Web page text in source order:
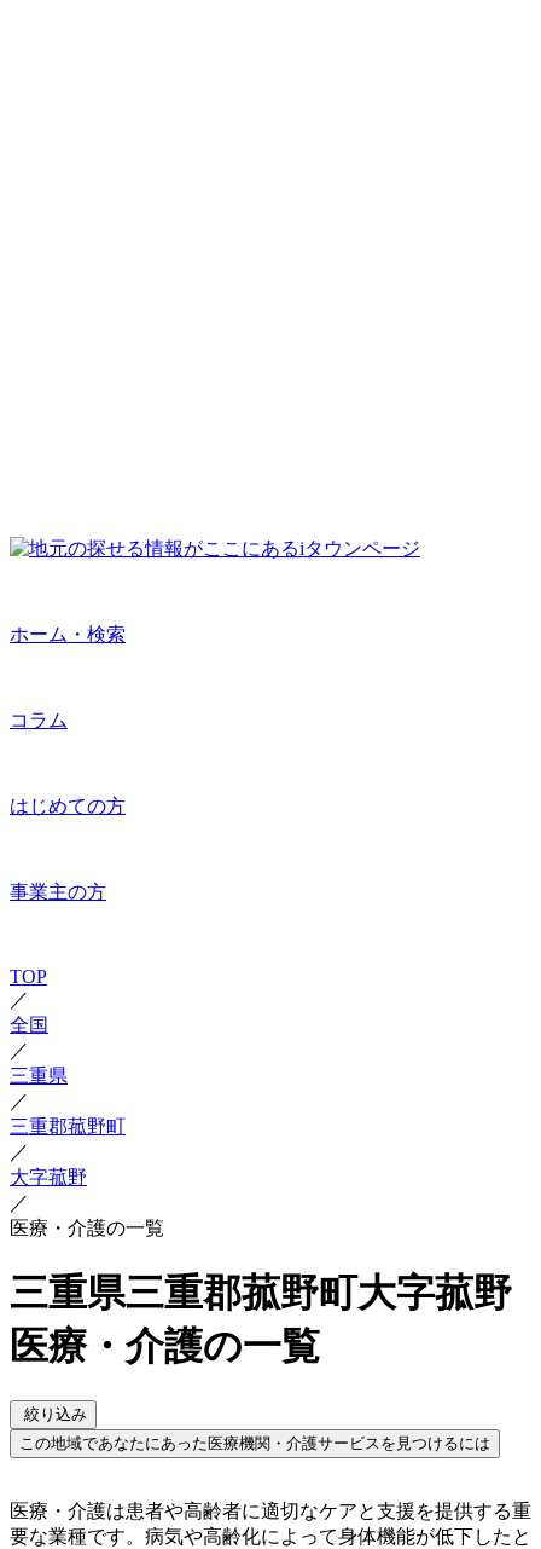
ホーム・検索
コラム
はじめての方
事業主の方
TOP
／
全国
／
三重県
／
三重郡菰野町
／
大字菰野
／
医療・介護の一覧
三重県三重郡菰野町大字菰野
医療・介護の一覧
絞り込み
この地域であなたにあった医療機関・介護サービスを見つけるには
医療・介護は患者や高齢者に適切なケアと支援を提供する重
要な業種です。病気や高齢化によって身体機能が低下したと